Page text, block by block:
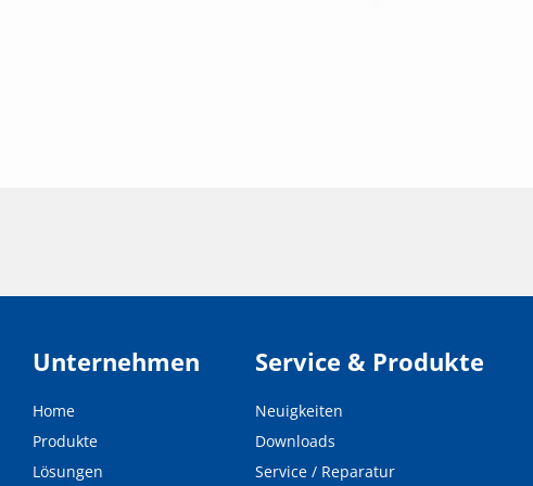
Unternehmen
Home
Produkte
Lösungen
Service & Produkte
Neuigkeiten
Downloads
Service / Reparatur